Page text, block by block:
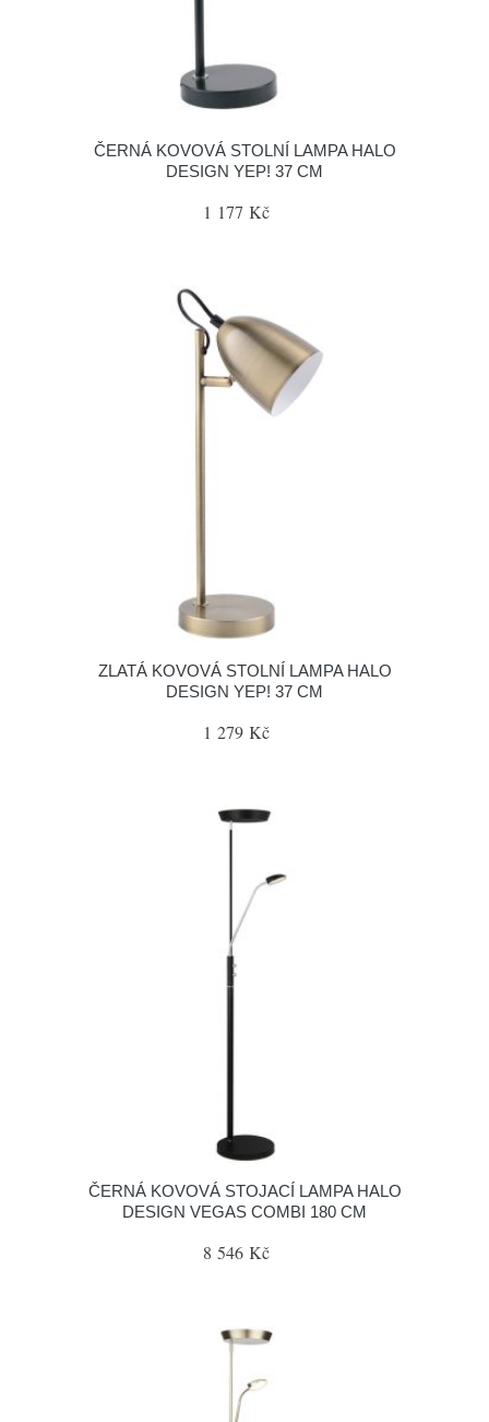
ČERNÁ KOVOVÁ STOLNÍ LAMPA HALO
DESIGN YEP! 37 CM
1 177 Kč
ZLATÁ KOVOVÁ STOLNÍ LAMPA HALO
DESIGN YEP! 37 CM
1 279 Kč
ČERNÁ KOVOVÁ STOJACÍ LAMPA HALO
DESIGN VEGAS COMBI 180 CM
8 546 Kč